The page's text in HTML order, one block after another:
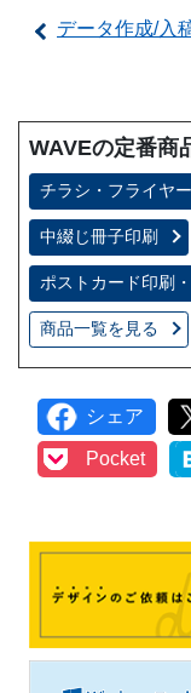
データ作成/入
WAVEの定番商
チラシ・フライヤ
中綴じ冊子印刷
ポストカード印刷
商品一覧を見る
シェア
Pocket